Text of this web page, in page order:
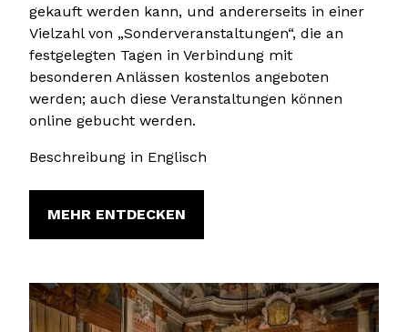
gekauft werden kann, und andererseits in einer
Vielzahl von „Sonderveranstaltungen“, die an
festgelegten Tagen in Verbindung mit
besonderen Anlässen kostenlos angeboten
werden; auch diese Veranstaltungen können
online gebucht werden.
Beschreibung in Englisch
MEHR ENTDECKEN